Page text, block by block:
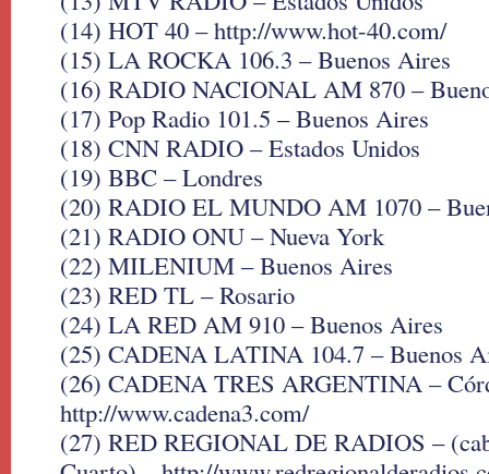
(14) HOT 40 – http://www.hot-40.com/
(15) LA ROCKA 106.3 – Buenos Aires
(16) RADIO NACIONAL AM 870 –
(17) Pop Radio 101.5 – Buenos Aires
(18) CNN RADIO – Estados Unidos
(19) BBC – Londres
(20) RADIO EL MUNDO AM 1070 –
(21) RADIO ONU – Nueva York
(22) MILENIUM – Buenos Aires
(23) RED TL – Rosario
(24) LA RED AM 910 – Buenos Aires
(25) CADENA LATINA 104.7 – Buenos
(26) CADENA TRES ARGENTINA –
http://www.cadena3.com/
(27) RED REGIONAL DE RADIOS –